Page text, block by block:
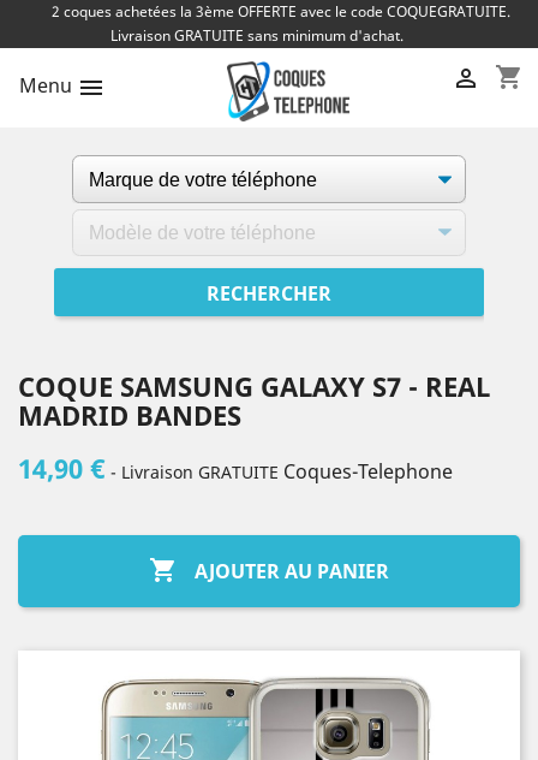
2 coques achetées la 3ème OFFERTE avec le code COQUEGRATUITE.
Livraison GRATUITE sans minimum d'achat.
Menu  shopping_cart

COQUE SAMSUNG GALAXY S7 - REAL
MADRID BANDES
14,90 € - Livraison GRATUITE Coques-Telephone
 AJOUTER AU PANIER